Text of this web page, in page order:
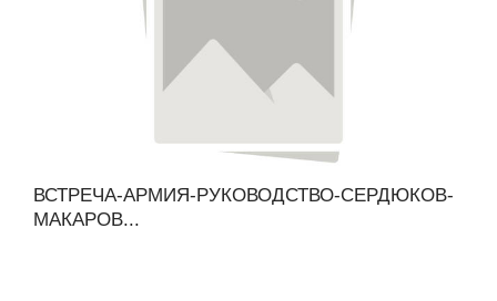
ВСТРЕЧА-АРМИЯ-РУКОВОДСТВО-СЕРДЮКОВ-
МАКАРОВ...